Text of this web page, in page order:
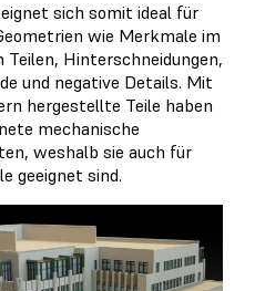
sich somit ideal für
wie Merkmale im
Teilen, Hinterschneidungen,
und negative Details. Mit
hergestellte Teile haben
mechanische
weshalb sie auch für
geeignet sind.